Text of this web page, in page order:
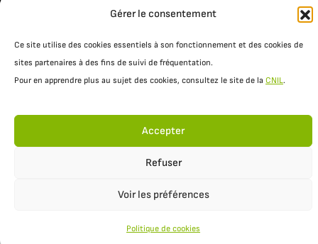
Gérer le consentement
Ce site utilise des cookies essentiels à son fonctionnement et des cookies de
sites partenaires à des fins de suivi de fréquentation.
Pour en apprendre plus au sujet des cookies, consultez le site de la CNIL.
Accepter
Refuser
Voir les préférences
Politique de cookies
RESSOURCES
Politique de confidentialité